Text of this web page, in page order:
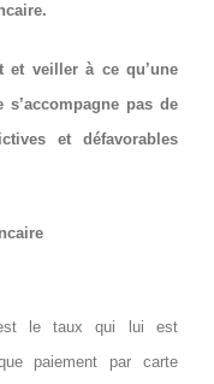
et veiller à ce qu’une
pas de
et défavorables
le taux qui lui est
paiement par carte